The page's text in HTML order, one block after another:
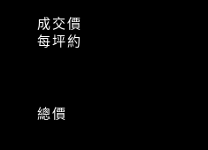
MYMY 幫你找
成交價
每坪約
總價